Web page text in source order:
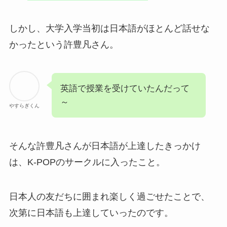
しかし、大学入学当初は日本語がほとんど話せな
かったという許豊凡さん。
やすらぎくん
英語で授業を受けていたんだって
～
そんな許豊凡さんが日本語が上達したきっかけ
は、K-POPのサークルに入ったこと。
日本人の友だちに囲まれ楽しく過ごせたことで、
次第に日本語も上達していったのです。